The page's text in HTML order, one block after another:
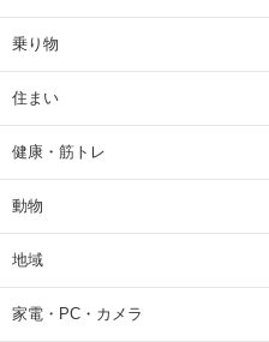
乗り物
住まい
健康・筋トレ
動物
地域
家電・PC・カメラ